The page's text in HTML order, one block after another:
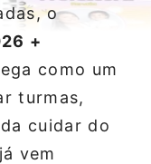
o
+
como um
turmas,
cuidar do
vem